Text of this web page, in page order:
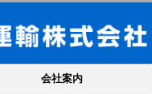
会社案内